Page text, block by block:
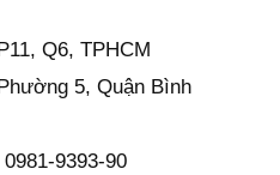
Q6, TPHCM
5, Quận Bình
0981-9393-90